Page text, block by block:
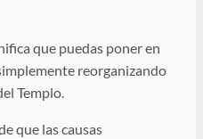
que puedas poner en
reorganizando
Templo.
que las causas